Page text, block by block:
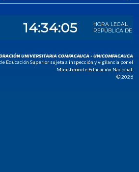
UNIVERSITARIA COMFACAUCA - UNICOMFACAUCA
Educación Superior sujeta a inspección y vigilancia por el
Ministerio de Educación Nacional.
© 2026